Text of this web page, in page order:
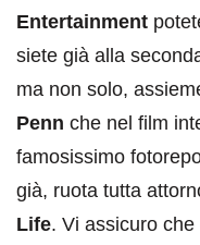
Entertainment
siete già alla
ma non solo,
Penn che nel film
famosissimo
già, ruota tutta
Life. Vi assicuro